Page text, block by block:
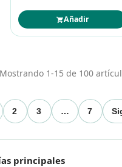
principales
Añadir
Mostrando 1-15 de 100
2 3 … 7